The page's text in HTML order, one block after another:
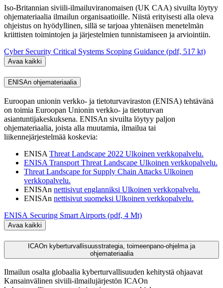
Iso-Britannian siviili-ilmailuviranomaisen (UK CAA) sivuilta löytyy
ohjemateriaalia ilmailun organisaatioille. Niistä erityisesti alla oleva
ohjeistus on hyödyllinen, sillä se tarjoaa yhtenäisen menetelmän
kriittisten toimintojen ja järjestelmien tunnistamiseen ja arviointiin.
Cyber Security Critical Systems Scoping Guidance (pdf, 517 kt)
Avaa kaikki
ENISAn ohjemateriaalia
Euroopan unionin verkko- ja tietoturvaviraston (ENISA) tehtävänä
on toimia Euroopan Unionin verkko- ja tietoturvan
asiantuntijakeskuksena. ENISAn sivuilta löytyy paljon
ohjemateriaalia, joista alla muutamia, ilmailua tai
liikennejärjestelmää koskevia:
ENISA Threat Landscape 2022 Ulkoinen verkkopalvelu.
ENISA Transport Threat Landscape Ulkoinen verkkopalvelu.
Threat Landscape for Supply Chain Attacks Ulkoinen
verkkopalvelu.
ENISAn nettisivut englanniksi Ulkoinen verkkopalvelu.
ENISAn nettisivut suomeksi Ulkoinen verkkopalvelu.
ENISA Securing Smart Airports (pdf, 4 Mt)
Avaa kaikki
ICAOn kyberturvallisuusstrategia, toimeenpano-ohjelma ja
ohjemateriaalia
Ilmailun osalta globaalia kyberturvallisuuden kehitystä ohjaavat
Kansainvälinen siviili-ilmailujärjestön ICAOn